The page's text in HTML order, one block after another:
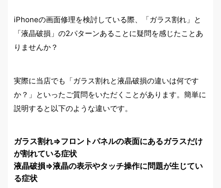
iPhoneの画面修理を検討している際、「ガラス割れ」と
「液晶破損」の2パターンあることに疑問を感じたことあ
りませんか？
実際に当店でも「ガラス割れと液晶破損の違いは何です
か？」といったご質問をいただくことがあります。簡単に
説明すると以下のような違いです。
ガラス割れ⇒フロントパネルの表面にあるガラスだけ
が割れている症状
液晶破損⇒液晶の表示やタッチ操作に問題が生じてい
る症状